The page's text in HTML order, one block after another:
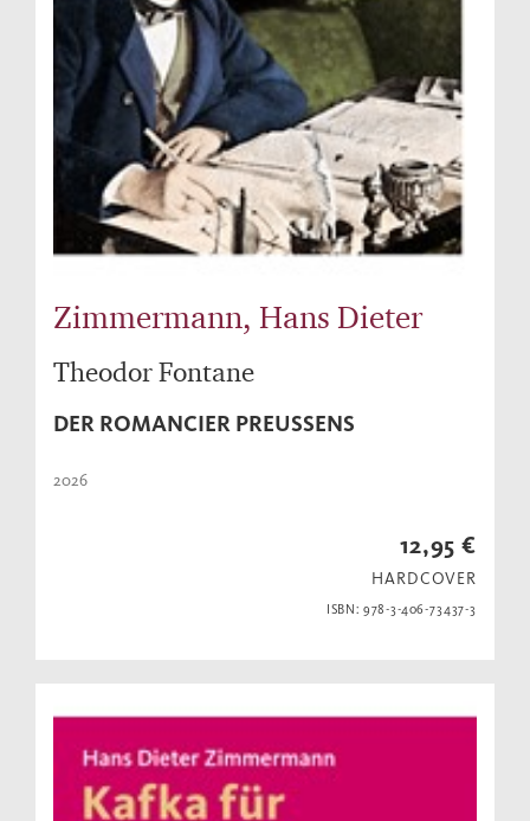
Zimmermann, Hans Dieter
Theodor Fontane
DER ROMANCIER PREUSSENS
2026
12,95 €
HARDCOVER
ISBN: 978-3-406-73437-3